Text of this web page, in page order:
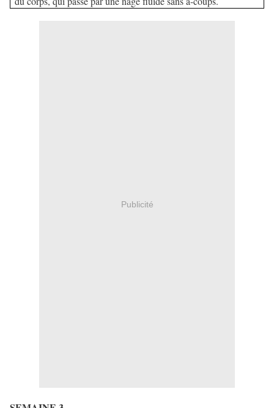
Publicité